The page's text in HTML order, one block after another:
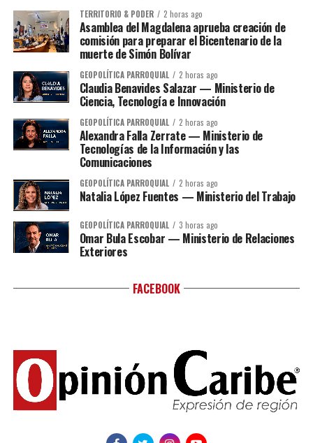
TERRITORIO & PODER 2 horas ago
Asamblea del Magdalena aprueba creación de
comisión para preparar el Bicentenario de la
muerte de Simón Bolívar
GEOPOLÍTICA PARROQUIAL 2 horas ago
Claudia Benavides Salazar — Ministerio de
Ciencia, Tecnología e Innovación
GEOPOLÍTICA PARROQUIAL 2 horas ago
Alexandra Falla Zerrate — Ministerio de
Tecnologías de la Información y las
Comunicaciones
GEOPOLÍTICA PARROQUIAL 2 horas ago
Natalia López Fuentes — Ministerio del Trabajo
GEOPOLÍTICA PARROQUIAL 3 horas ago
Omar Bula Escobar — Ministerio de Relaciones
Exteriores
FACEBOOK